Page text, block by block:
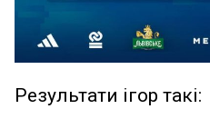
Результати ігор такі: